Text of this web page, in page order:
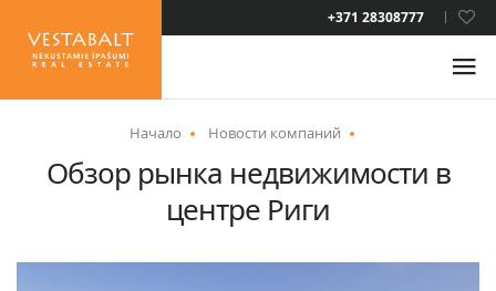
+371 28308777
LAT
ENG
О НАС
Начало Новости компаний
Обзор рынка недвижимости в
центре Риги